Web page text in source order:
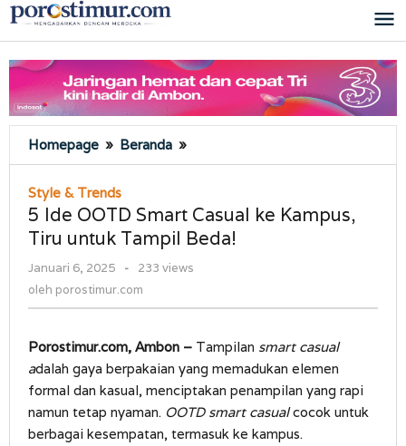
Lewati
ke
Homepage » Beranda »
Ide
Smart
Casual
ke
Kampus,
untuk
Beda!
Style & Trends
5 Ide OOTD Smart Casual ke Kampus,
Tiru untuk Tampil Beda!
Januari 6, 2025
oleh
-
233 views
oleh porostimur.com
Porostimur.com, Ambon – Tampilan smart casual
adalah gaya berpakaian yang memadukan elemen
formal dan kasual, menciptakan penampilan yang rapi
namun tetap nyaman. OOTD smart casualcocok untuk
berbagai kesempatan, termasuk ke kampus.